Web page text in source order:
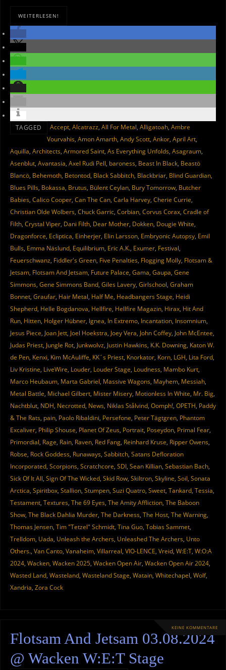
WEITERLESEN!
TAGGED Accept, Alcatrazz, All For Metal, Alligatoah, Ambre
Vourvahis, Amon Amarth, Andy Scott, Ankor, April Art,
Aquilla, Architects, Armored Saint, As Everything Unfolds, Asagraum,
Asenblut, Avantasia, Axel Rudi Pell, baroness, Beast In Black, Beastö
Blancö, Behemoth, Betontod, Black Sabbitch, Blackbriar, Blind Guardian,
Blues Pills, Bokassa, Brutus, Bülent Ceylan, Bury Tomorrow, Butcher
Babies, Calico Cooper, Can The Can, Carla Harvey, Cherie Currie,
Christian Olde Wolbers, Chuck Garric, Corbian, Corvus Corax, Cradle of
Filth, Crystal Viper, Dani Filth, Dear Mother, Dokken, Dougie White,
Dragonforce, Ecliptica, Einherjer, Elin Larsson, Embryonic Autopsy, Emil
Bulls, Emma Näslund, Equilibrium, Eric A.K., Exumer, Festival,
Feuerschwanz, Fiddler's Green, Five Penalties, Flogging Molly, Flotsam &
Jetsam, Flotsam And Jetsam, Future Palace, Gama, Gaupa, Gene
Simmons, Gene Simmons Band, Giles Lavery, Girlschool, Graham
Bonnet, Graufar, Hair Metal, Half Me, Headbangers Stage, Heidi
Shepherd, Helle Bogdanova, Hellfire, Hellfire Magazin, Hirax, Hit And
Run, Hitten, Holger Hübner, Ignea, In Extremo, Incantation, Insomnium,
Jesus Piece, Joan Jett, Joel Hoekstra, Joey Vera, John Coffey, John McEntee,
Judas Priest, Jungle Rot, Junkwolvz, Justin Hawkins, K.K. Downing, Katon W.
de Pen, Kenxi, Kim McAuliffe, KK´s Priest, Knorkator, Korn, LGH, Lita Ford,
Liv Kristine, LiveWire, Louder, Louder Stage, Loudness, Mambo Kurt,
Marco Heubaum, Marta Gabriel, Massive Wagons, Mayhem, Messiah,
Metal Battle, Michael Gilbert, Mister Misery, Motionless In White, Mr. Big,
Nachtblut, NDH, Necrotted, News, Niklas Stålvind, Oomph!, OPETH, Paddy
& The Rats, pain, Paolo Ribaldini, Persefone, Peter Tägtgren, Phantom
Excaliver, Philip Shouse, Planet Of Zeus, Portrait, Poseydon, Primal Fear,
Primordial, Rage, Rain, Raven, Red Fang, Reinhard Kruse, Ripper Owens,
Robse, Rock Goddess, Runaways, Sabbitch, Satans Defloration
Incorporated, Scorpions, Scratchcore, SDI, Sean Killian, Sebastian Bach,
Sick Of It All, Sign Of The Wicked, Skid Row, Skiltron, Skyline, Soil, Sonata
Arctica, Spiritbox, Stallion, Stumpen, Suzi Quatro, Sweet, Tankard, Tessia,
Testament, Textures, The 69 Eyes, The Amity Affliction, The Baboon
Show, The Black Dahlia Murder, The Darkness, The Host, The Warning,
Thomas Jensen, Tim "Tetzel" Schmidt, Tina Guo, Tobias Sammet,
Trelldom, Uada, Unleash the Archers, Unleashed The Archers, Unto
Others., Van Canto, Vanaheim, Villarreal, VIO-LENCE, Vreid, W:E:T, W:O:A
2024, Wacken, Wacken 2025, Wacken Open Air, Wacken Open Air 2024,
Wasted Land, Wasteland, Wasteland Stage, Watain, Whitechapel, Wolf,
Xandria, Zora Cock
KEINE KOMMENTARE
Flotsam And Jetsam 03.08.2024
@ Wacken W:E:T Stage